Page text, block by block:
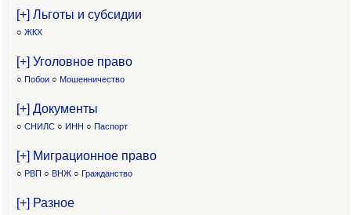
[+] Льготы и субсидии
○ ЖКХ
[+] Уголовное право
○ Побои ○ Мошенничество
[+] Документы
○ СНИЛС ○ ИНН ○ Паспорт
[+] Миграционное право
○ РВП ○ ВНЖ ○ Гражданство
[+] Разное